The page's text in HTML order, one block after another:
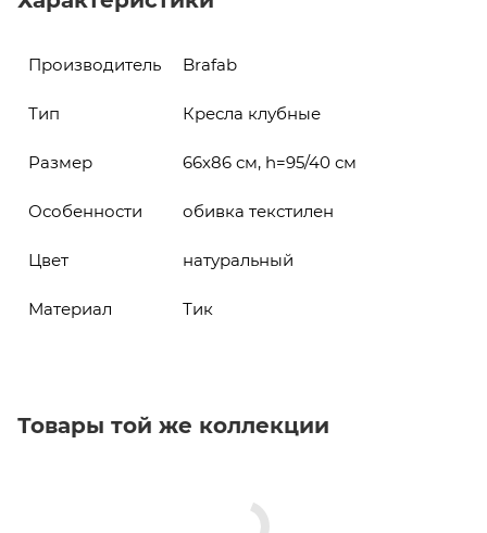
Производитель Brafab
Тип Кресла клубные
Размер 66х86 см, h=95/40 см
Особенности обивка текстилен
Цвет натуральный
Материал Тик
Товары той же коллекции